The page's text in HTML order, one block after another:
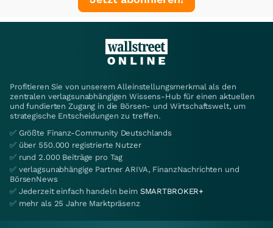
Profitieren Sie von unserem Alleinstellungsmerkmal als den
zentralen verlagsunabhängigen Wissens-Hub für einen aktuellen
und fundierten Zugang in die Börsen- und Wirtschaftswelt, um
strategische Entscheidungen zu treffen.
✅ Größte Finanz-Community Deutschlands
✅ über 550.000 registrierte Nutzer
✅ rund 2.000 Beiträge pro Tag
✅ verlagsunabhängige Partner ARIVA, FinanzNachrichten und
BörsenNews
✅ Jederzeit einfach handeln beim SMARTBROKER+
✅ mehr als 25 Jahre Marktpräsenz